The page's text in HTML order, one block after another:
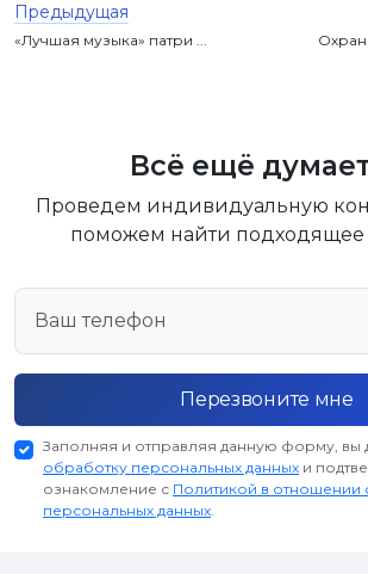
Предыдущая
«Лучшая музыка» патри ...
Всё ещё
Проведем индивидуальную
поможем найти
Перезвоните мне
Заполняя и отправляя данную форму, вы
обработку персональных данных и
ознакомление с Политикой в отношении
персональных данных